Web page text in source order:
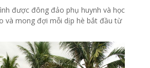
được đông đảo phụ huynh và học
và mong đợi mỗi dịp hè bắt đầu từ